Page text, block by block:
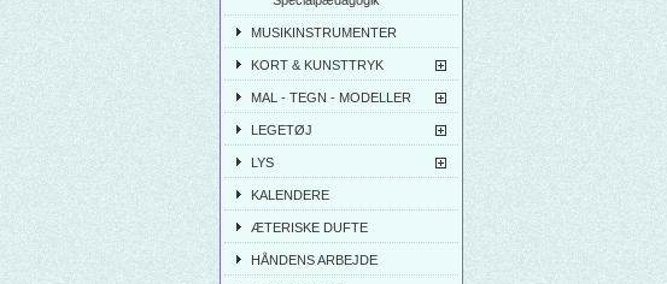
MUSIKINSTRUMENTER
KORT & KUNSTTRYK
MAL - TEGN - MODELLER
LEGETØJ
LYS
KALENDERE
ÆTERISKE DUFTE
HÅNDENS ARBEJDE